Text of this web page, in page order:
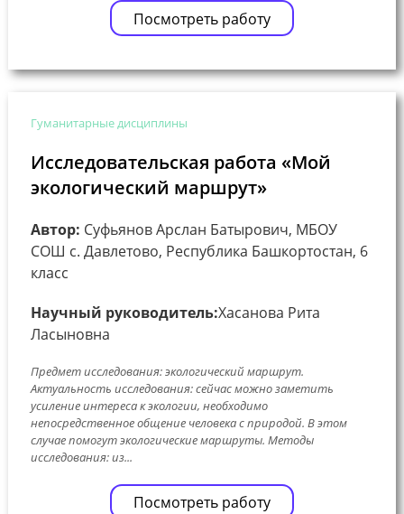
Посмотреть работу
Гуманитарные дисциплины
Исследовательская работа «Мой
экологический маршрут»
Автор: Суфьянов Арслан Батырович, МБОУ
СОШ с. Давлетово, Республика Башкортостан, 6
класс
Научный руководитель:Хасанова Рита
Ласыновна
Предмет исследования: экологический маршрут.
Актуальность исследования: сейчас можно заметить
усиление интереса к экологии, необходимо
непосредственное общение человека с природой. В этом
случае помогут экологические маршруты. Методы
исследования: из...
Посмотреть работу